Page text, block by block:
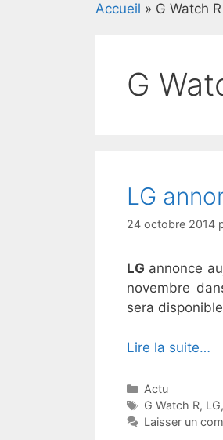
Accueil » G Watch R
G
LG
24 octobre 2014
LG annonce
novembre
sera
Lire la suite…
Catégories
Actu
Étiquettes
G Watch R, LG,
Laisser un